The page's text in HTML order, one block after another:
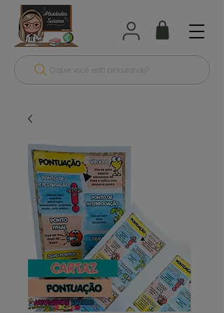
O que você está procurando?